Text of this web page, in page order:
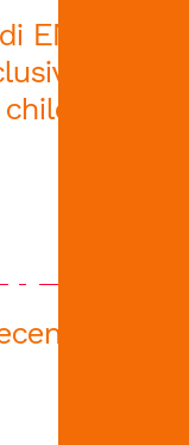
ENTER!
in
di